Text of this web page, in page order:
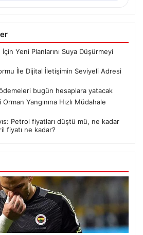
Yeni Planlarını Suya Düşürmeyi
İle Dijital İletişimin Seviyeli Adresi
bugün hesaplara yatacak
Yangınına Hızlı Müdahale
Petrol fiyatları düştü mü, ne kadar
fiyatı ne kadar?